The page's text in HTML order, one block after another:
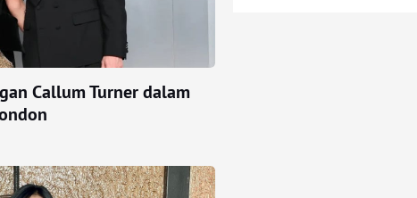
Callum Turner dalam